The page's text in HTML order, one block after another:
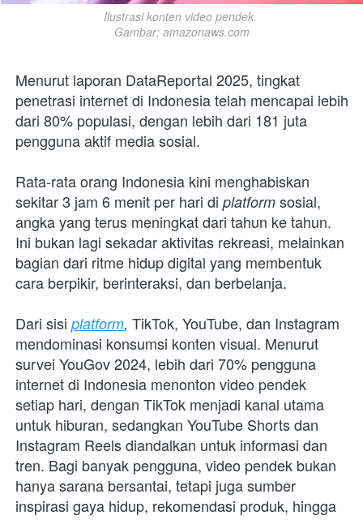
Ilustrasi konten video pendek.
Gambar: amazonaws.com
Menurut laporan DataReportal 2025, tingkat
penetrasi internet di Indonesia telah mencapai lebih
dari 80% populasi, dengan lebih dari 181 juta
pengguna aktif media sosial.
Rata-rata orang Indonesia kini menghabiskan
sekitar 3 jam 6 menit per hari di platform sosial,
angka yang terus meningkat dari tahun ke tahun.
Ini bukan lagi sekadar aktivitas rekreasi, melainkan
bagian dari ritme hidup digital yang membentuk
cara berpikir, berinteraksi, dan berbelanja.
Dari sisi platform, TikTok, YouTube, dan Instagram
mendominasi konsumsi konten visual. Menurut
survei YouGov 2024, lebih dari 70% pengguna
internet di Indonesia menonton video pendek
setiap hari, dengan TikTok menjadi kanal utama
untuk hiburan, sedangkan YouTube Shorts dan
Instagram Reels diandalkan untuk informasi dan
tren. Bagi banyak pengguna, video pendek bukan
hanya sarana bersantai, tetapi juga sumber
inspirasi gaya hidup, rekomendasi produk, hingga